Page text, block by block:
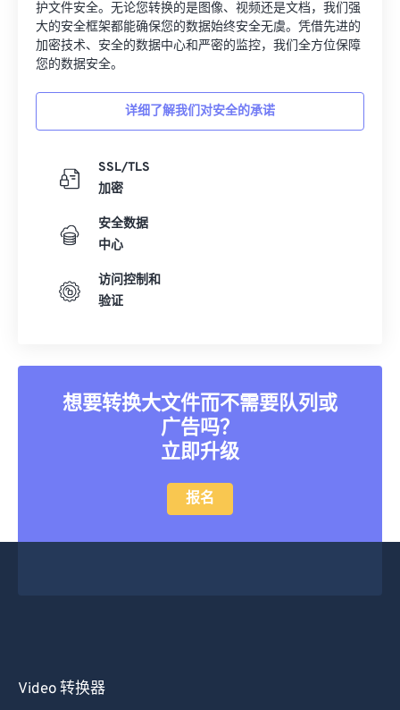
护文件安全。无论您转换的是图像、视频还是文档，我们强
大的安全框架都能确保您的数据始终安全无虞。凭借先进的
加密技术、安全的数据中心和严密的监控，我们全方位保障
您的数据安全。
详细了解我们对安全的承诺
SSL/TLS
加密
安全数据
中心
访问控制和
验证
想要转换大文件而不需要队列或
广告吗？
立即升级
报名
Video 转换器